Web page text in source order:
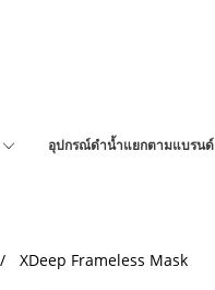
อุปกรณ์ดำน้ำแยกตามแบรนด์
XDeep Frameless Mask